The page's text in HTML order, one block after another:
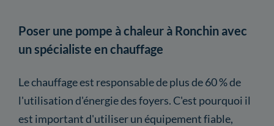
Poser une pompe à chaleur à Ronchin avec
un spécialiste en chauffage
Le chauffage est responsable de plus de 60 % de
l'utilisation d'énergie des foyers. C'est pourquoi il
est important d'utiliser un équipement fiable,